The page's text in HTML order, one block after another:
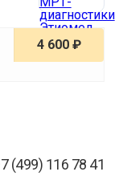
4 600 ₽
(499) 116 78 41